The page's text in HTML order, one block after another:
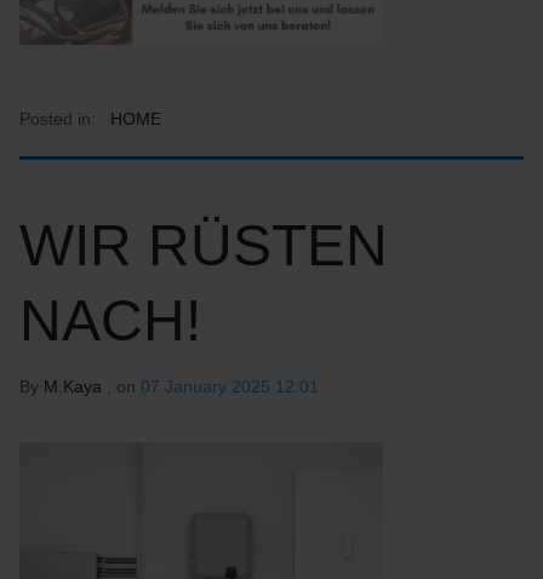
Posted in: HOME
WIR RÜSTEN
NACH!
By M.Kaya , on 07 January 2025 12:01